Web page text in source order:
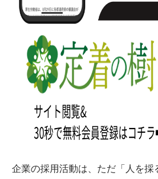
企業の採用活動は、ただ「人を採